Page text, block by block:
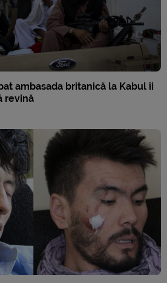
ambasada britanică la Kabul îi
revină